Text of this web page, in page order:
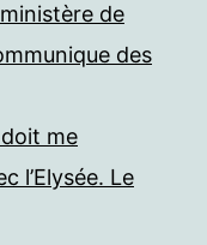
de
des
me
l’Elysée. Le